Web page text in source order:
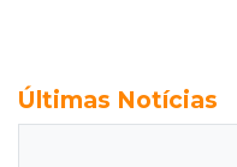
Últimas Notícias